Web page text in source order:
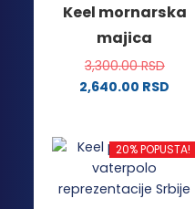
Opcije
mogu
biti
izabrane
proizvoda.
Keel mornarska
majica
3,300.00RSD
2,640.00 RSD
ima
više
varijanti.
20% POPUSTA!